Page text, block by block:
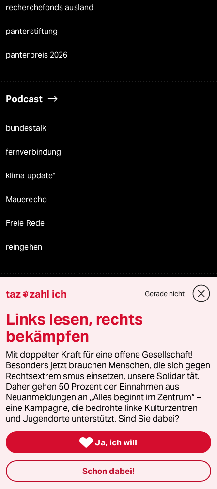
recherchefonds ausland
panterstiftung
panterpreis 2026
Podcast
bundestalk
fernverbindung
klima update°
Mauerecho
Freie Rede
reingehen
Newsletter
team zukunft
taz frisch
taz zahl ich
taz lab Infobrief
Veranstaltungen
Demnächst
taz zahl ich Gerade nicht
Links lesen, rechts
bekämpfen
Mit doppelter Kraft für eine offene Gesellschaft!
Besonders jetzt brauchen Menschen, die sich gegen
Rechtsextremismus einsetzen, unsere Solidarität.
Daher gehen 50 Prozent der Einnahmen aus
Neuanmeldungen an „Alles beginnt im Zentrum“ –
eine Kampagne, die bedrohte linke Kulturzentren
und Jugendorte unterstützt. Sind Sie dabei?
 Ja, ich will
Schon dabei!